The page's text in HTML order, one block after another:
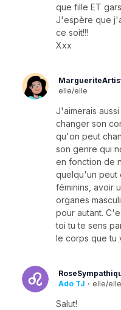
que fille ET
J'espère que
ce soit!!!
Xxx
elle/elle
J'aimerais
changer son
qu'on peut
son genre qui
en fonction de
quelqu'un peut
féminins, avoir
organes
pour autant.
toi tu te sens
le corps que tu
Ado TJ · elle/elle
Salut!